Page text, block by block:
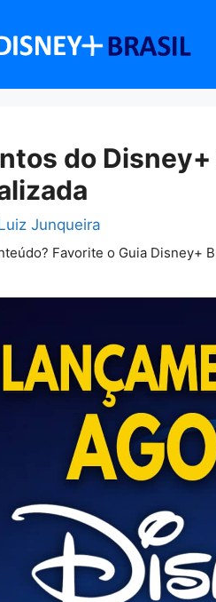
do Disney+
Junqueira
Favorite o Guia Disney+